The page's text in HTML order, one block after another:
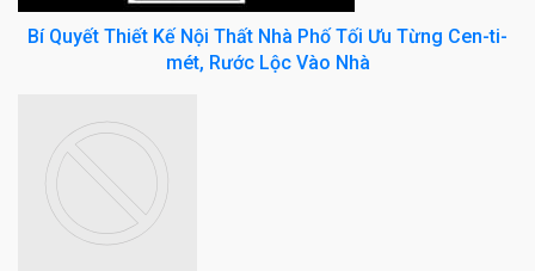
Bí Quyết Thiết Kế Nội Thất Nhà Phố Tối Ưu Từng Cen-ti-
mét, Rước Lộc Vào Nhà